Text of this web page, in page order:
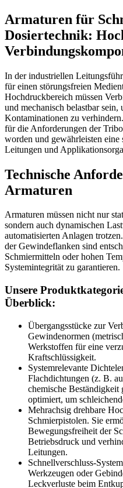
Armaturen für
Dosiertechnik:
In der industriellen
für einen störungsfreien
Hochdruckbereich müssen
und mechanisch belastbar
Kontaminationen zu
für die Anforderungen der
worden und gewährleisten
Leitungen und
Technische
Armaturen
Armaturen müssen nicht nur
sondern auch dynamischen
automatisierten Anlagen
der Gewindeflanken sind
Schmiermitteln oder hohen
Systemintegrität zu garantieren.
Unsere
Überblick:
Übergangsstücke zur
Gewindenormen
Werkstoffen für eine
Kraftschlüssigkeit.
Systemrelevante
Flachdichtungen (z. B.
chemische Beständigkeit
optimiert, um
Mehrachsig drehbare
Schmierpistolen. Sie
Bewegungsfreiheit der
Betriebsdruck und
Leitungen.
Schnellverschluss-
Werkzeugen oder
Leckverluste beim